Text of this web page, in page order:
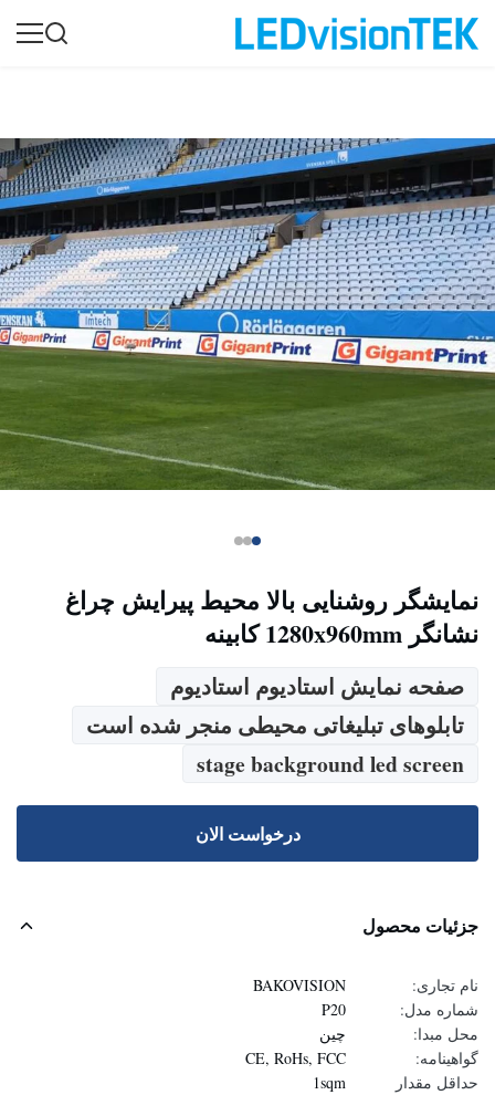
نمایشگر روشنایی بالا محیط پیرایش چراغ
نشانگر 1280x960mm کابینه
صفحه نمایش استادیوم استادیوم
تابلوهای تبلیغاتی محیطی منجر شده است
stage background led screen
درخواست الان
جزئیات محصول
نام تجاری:
BAKOVISION
شماره مدل:
P20
محل مبدا:
چين
گواهینامه:
CE, RoHs, FCC
حداقل مقدار
1sqm